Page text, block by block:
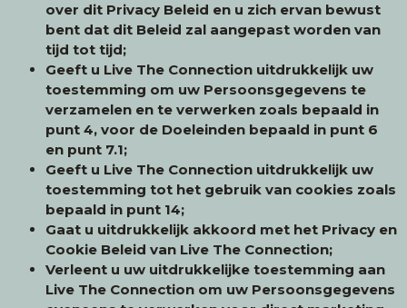
over dit Privacy Beleid en u zich ervan bewust
bent dat dit Beleid zal aangepast worden van
tijd tot tijd;
Geeft u Live The Connection uitdrukkelijk uw
toestemming om uw Persoonsgegevens te
verzamelen en te verwerken zoals bepaald in
punt 4, voor de Doeleinden bepaald in punt 6
en punt 7.1;
Geeft u Live The Connection uitdrukkelijk uw
toestemming tot het gebruik van cookies zoals
bepaald in punt 14;
Gaat u uitdrukkelijk akkoord met het Privacy en
Cookie Beleid van Live The Connection;
Verleent u uw uitdrukkelijke toestemming aan
Live The Connection om uw Persoonsgegevens